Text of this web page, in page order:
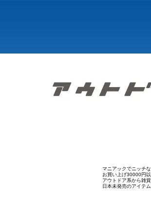
マニアックでニッチ
お買い上げ30000円
アウトドア系から雑
日本未発売のアイテ